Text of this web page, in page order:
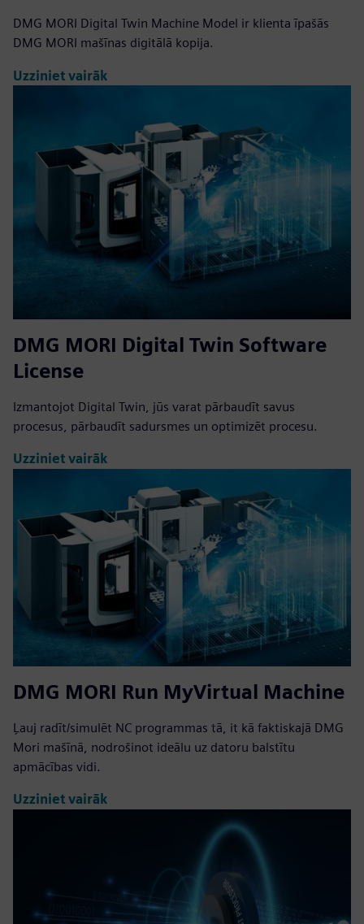
DMG MORI Digital Twin Machine Model ir klienta īpašās
DMG MORI mašīnas digitālā kopija.
Uzziniet vairāk
DMG MORI Digital Twin Software
License
Izmantojot Digital Twin, jūs varat pārbaudīt savus
procesus, pārbaudīt sadursmes un optimizēt procesu.
Uzziniet vairāk
DMG MORI Run MyVirtual Machine
Ļauj radīt/simulēt NC programmas tā, it kā faktiskajā DMG
Mori mašīnā, nodrošinot ideālu uz datoru balstītu
apmācības vidi.
Uzziniet vairāk